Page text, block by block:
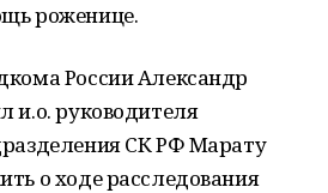
роженице.
России Александр
и.о. руководителя
СК РФ Марату
о ходе расследования